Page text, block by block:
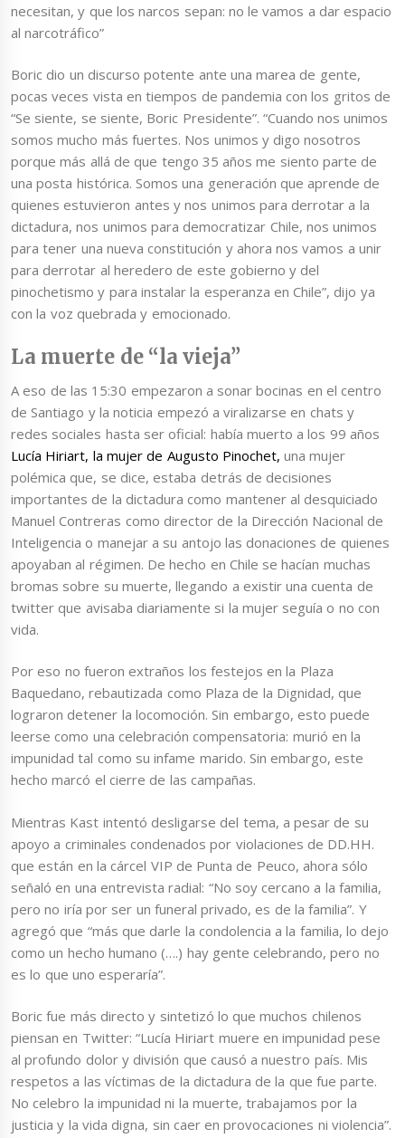
necesitan, y que los narcos sepan: no le vamos a dar espacio
al narcotráfico”
Boric dio un discurso potente ante una marea de gente,
pocas veces vista en tiempos de pandemia con los gritos de
“Se siente, se siente, Boric Presidente”. “Cuando nos unimos
somos mucho más fuertes. Nos unimos y digo nosotros
porque más allá de que tengo 35 años me siento parte de
una posta histórica. Somos una generación que aprende de
quienes estuvieron antes y nos unimos para derrotar a la
dictadura, nos unimos para democratizar Chile, nos unimos
para tener una nueva constitución y ahora nos vamos a unir
para derrotar al heredero de este gobierno y del
pinochetismo y para instalar la esperanza en Chile”, dijo ya
con la voz quebrada y emocionado.
La muerte de “la vieja”
A eso de las 15:30 empezaron a sonar bocinas en el centro
de Santiago y la noticia empezó a viralizarse en chats y
redes sociales hasta ser oficial: había muerto a los 99 años
Lucía Hiriart, la mujer de Augusto Pinochet, una mujer
polémica que, se dice, estaba detrás de decisiones
importantes de la dictadura como mantener al desquiciado
Manuel Contreras como director de la Dirección Nacional de
Inteligencia o manejar a su antojo las donaciones de quienes
apoyaban al régimen. De hecho en Chile se hacían muchas
bromas sobre su muerte, llegando a existir una cuenta de
twitter que avisaba diariamente si la mujer seguía o no con
vida.
Por eso no fueron extraños los festejos en la Plaza
Baquedano, rebautizada como Plaza de la Dignidad, que
lograron detener la locomoción. Sin embargo, esto puede
leerse como una celebración compensatoria: murió en la
impunidad tal como su infame marido. Sin embargo, este
hecho marcó el cierre de las campañas.
Mientras Kast intentó desligarse del tema, a pesar de su
apoyo a criminales condenados por violaciones de DD.HH.
que están en la cárcel VIP de Punta de Peuco, ahora sólo
señaló en una entrevista radial: “No soy cercano a la familia,
pero no iría por ser un funeral privado, es de la familia”. Y
agregó que “más que darle la condolencia a la familia, lo dejo
como un hecho humano (….) hay gente celebrando, pero no
es lo que uno esperaría”.
Boric fue más directo y sintetizó lo que muchos chilenos
piensan en Twitter: “Lucía Hiriart muere en impunidad pese
al profundo dolor y división que causó a nuestro país. Mis
respetos a las víctimas de la dictadura de la que fue parte.
No celebro la impunidad ni la muerte, trabajamos por la
justicia y la vida digna, sin caer en provocaciones ni violencia”.